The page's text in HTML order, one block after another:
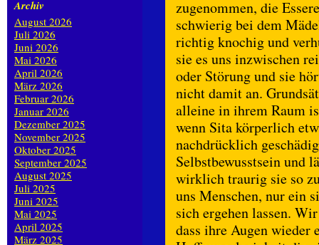
zugenommen, die
schwierig bei dem
richtig knochig und
sie es uns inzwischen
oder Störung und sie
nicht damit an.
alleine in ihrem Raum
wenn Sita körperlich
nachdrücklich
Selbstbewusstsein und
wirklich traurig sie so
uns Menschen, nur ein
sich ergehen lassen.
dass ihre Augen wieder
Archiv
August 2026
Juli 2026
Juni 2026
Mai 2026
April 2026
März 2026
Februar 2026
Januar 2026
Dezember 2025
November 2025
Oktober 2025
September 2025
August 2025
Juli 2025
Juni 2025
Mai 2025
April 2025
März 2025